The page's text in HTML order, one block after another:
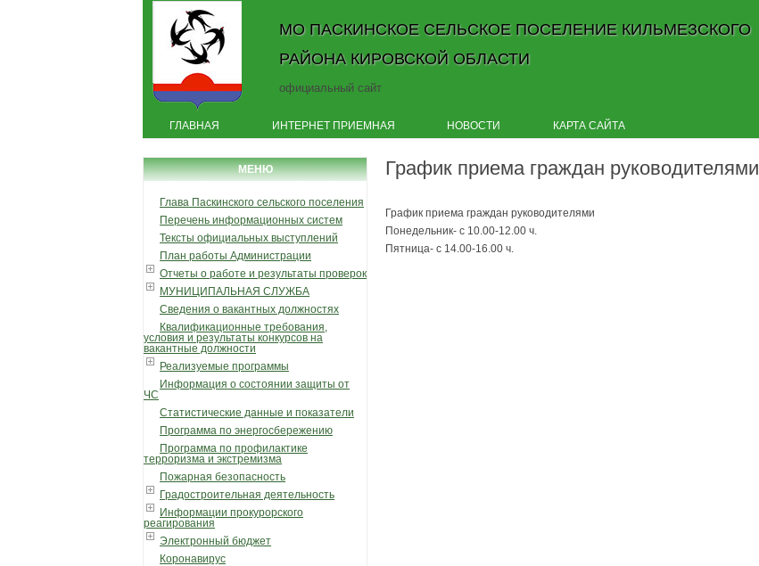
МО ПАСКИНСКОЕ СЕЛЬСКОЕ ПОСЕЛЕНИЕ КИЛЬМЕЗСКОГО
РАЙОНА КИРОВСКОЙ ОБЛАСТИ
официальный сайт
Skip to content
ГЛАВНАЯ ИНТЕРНЕТ ПРИЕМНАЯ НОВОСТИ КАРТА САЙТА
МЕНЮ
Глава Паскинского сельского поселения
Перечень информационных систем
Тексты официальных выступлений
План работы Администрации
Отчеты о работе и результаты проверок
МУНИЦИПАЛЬНАЯ СЛУЖБА
Сведения о вакантных должностях
Квалификационные требования,
условия и результаты конкурсов на
вакантные должности
Реализуемые программы
Информация о состоянии защиты от
ЧС
Статистические данные и показатели
Программа по энергосбережению
Программа по профилактике
терроризма и экстремизма
Пожарная безопасность
Градостроительная деятельность
Информации прокурорского
реагирования
Электронный бюджет
Коронавирус
График приема граждан руководителями
График приема граждан руководителями
Понедельник- с 10.00-12.00 ч.
Пятница- с 14.00-16.00 ч.